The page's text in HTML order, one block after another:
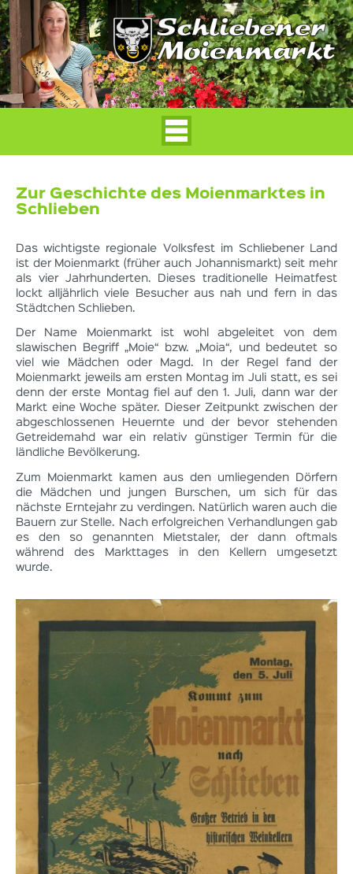
Zur Geschichte des Moienmarktes in
Schlieben
Das wichtigste regionale Volksfest im Schliebener Land
ist der Moienmarkt (früher auch Johannismarkt) seit mehr
als vier Jahrhunderten. Dieses traditionelle Heimatfest
lockt alljährlich viele Besucher aus nah und fern in das
Städtchen Schlieben.
Der Name Moienmarkt ist wohl abgeleitet von dem
slawischen Begriff „Moie“ bzw. „Moia“, und bedeutet so
viel wie Mädchen oder Magd. In der Regel fand der
Moienmarkt jeweils am ersten Montag im Juli statt, es sei
denn der erste Montag fiel auf den 1. Juli, dann war der
Markt eine Woche später. Dieser Zeitpunkt zwischen der
abgeschlossenen Heuernte und der bevor stehenden
Getreidemahd war ein relativ günstiger Termin für die
ländliche Bevölkerung.
Zum Moienmarkt kamen aus den umliegenden Dörfern
die Mädchen und jungen Burschen, um sich für das
nächste Erntejahr zu verdingen. Natürlich waren auch die
Bauern zur Stelle. Nach erfolgreichen Verhandlungen gab
es den so genannten Mietstaler, der dann oftmals
während des Markttages in den Kellern umgesetzt
wurde.